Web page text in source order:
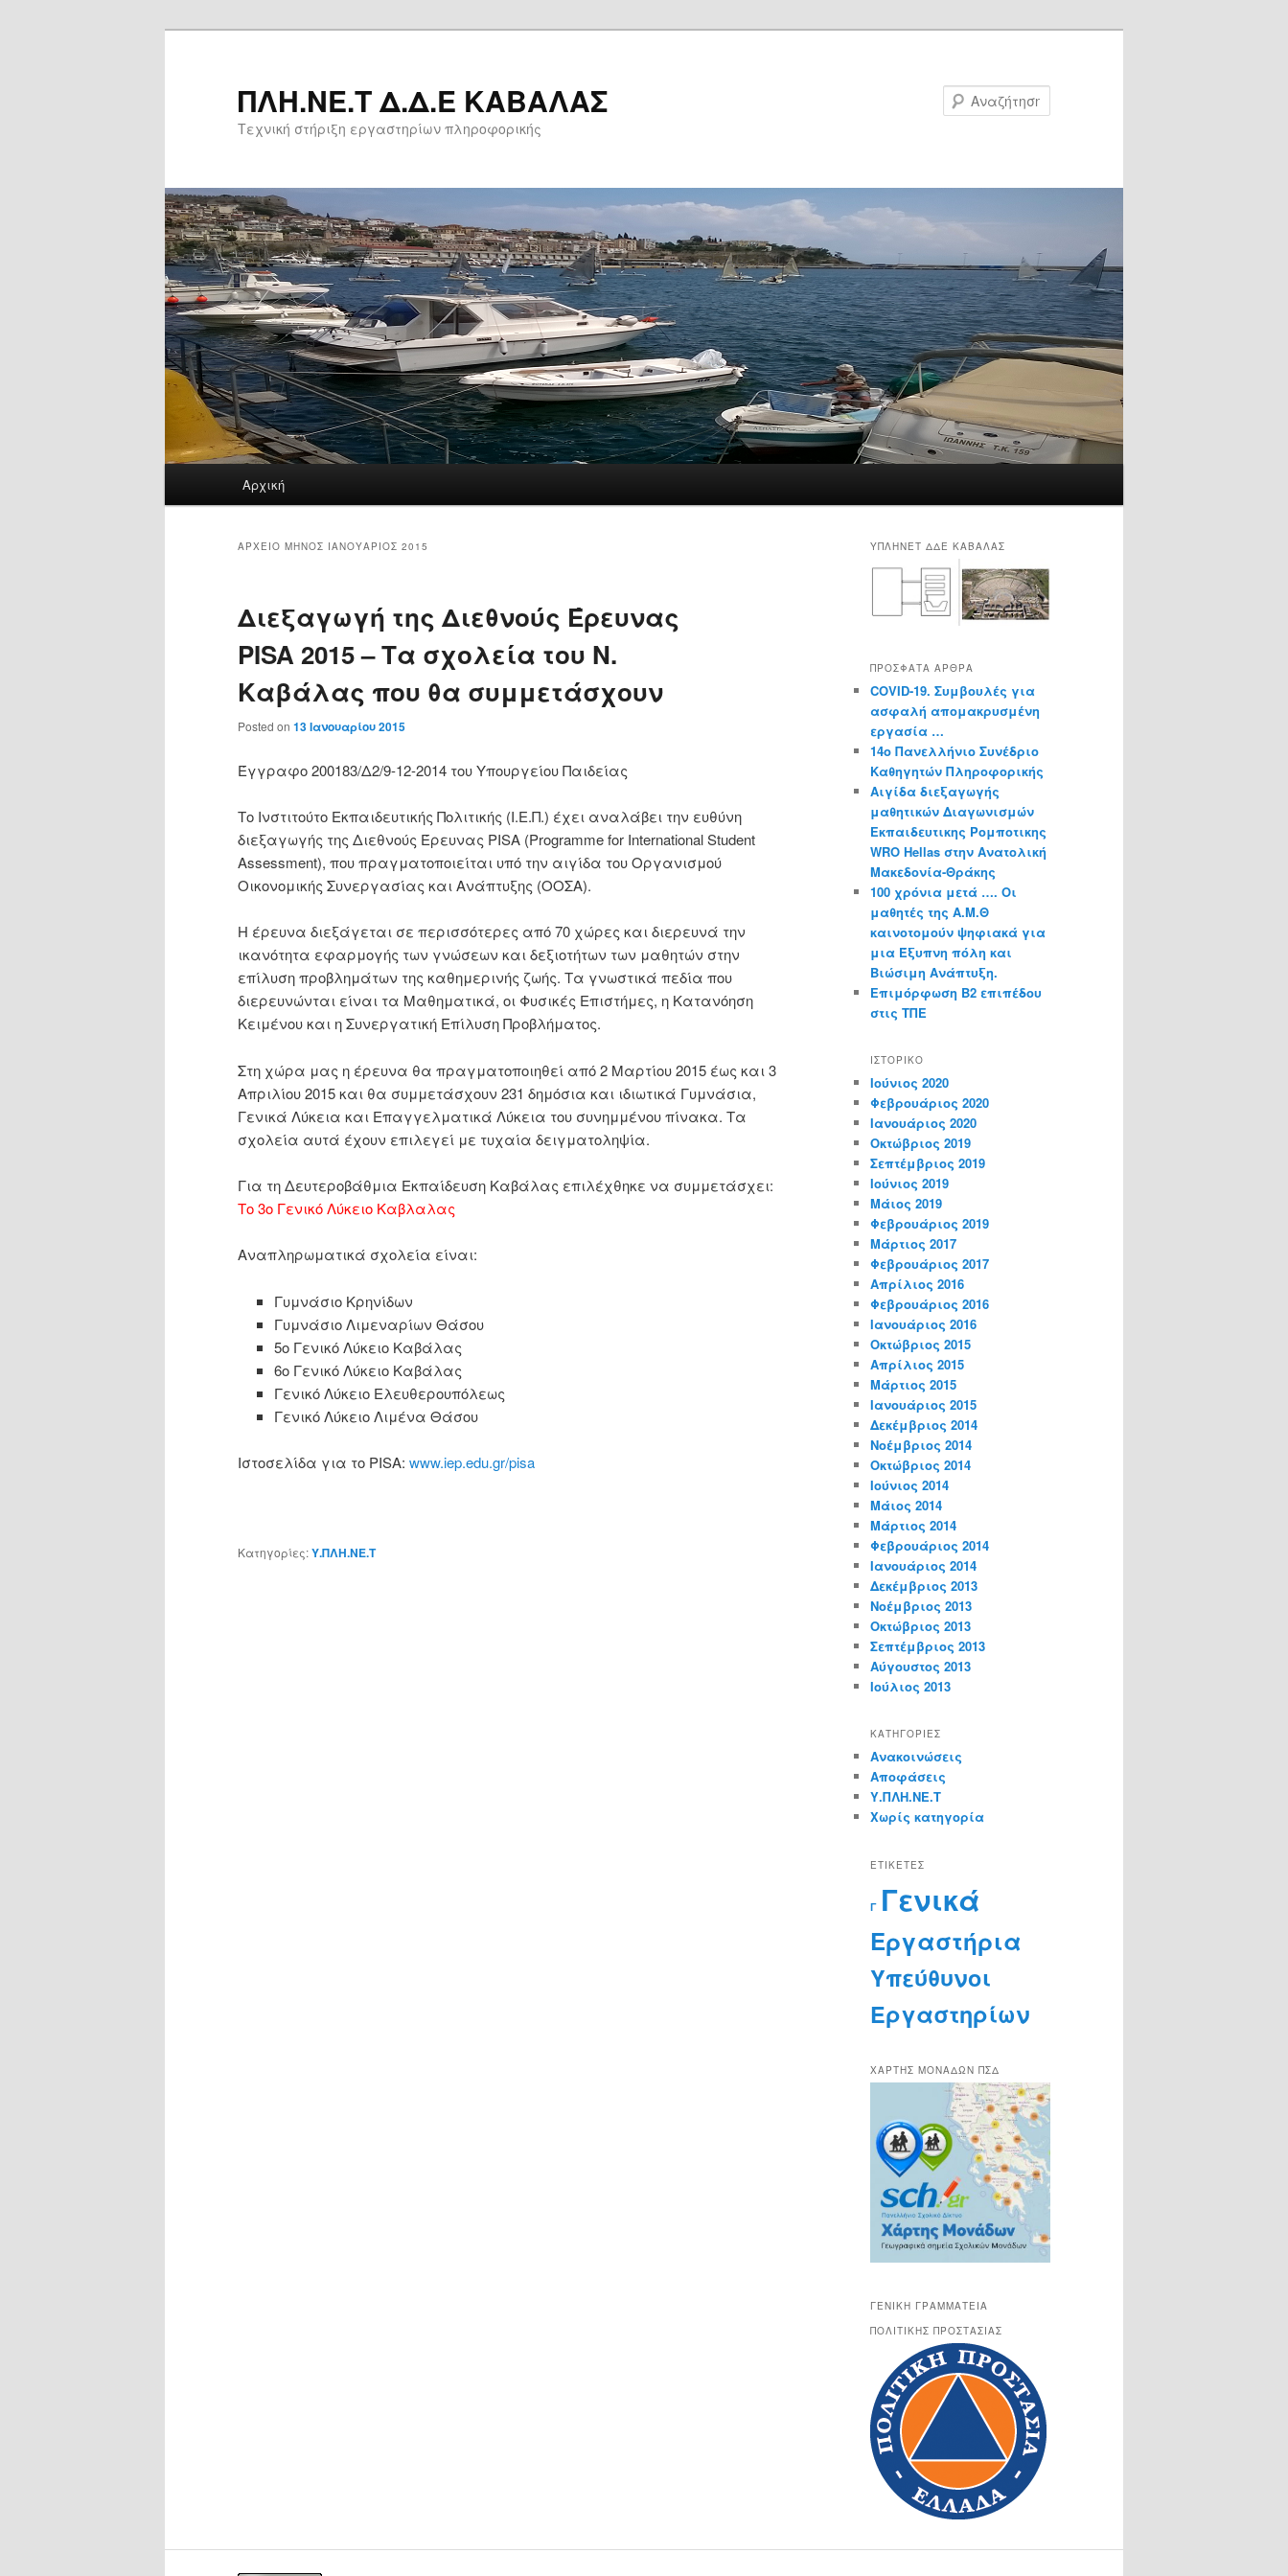
ΠΛΗ.ΝΕ.Τ Δ.Δ.Ε ΚΑΒΑΛΑΣ
Τεχνική στήριξη εργαστηρίων πληροφορικής
Αρχική
ΑΡΧΕΊΟ ΜΗΝΌΣ ΙΑΝΟΥΆΡΙΟΣ 2015
Διεξαγωγή της Διεθνούς Έρευνας
PISA 2015 – Τα σχολεία του Ν.
Καβάλας που θα συμμετάσχουν
Posted on 13 Ιανουαρίου 2015
Έγγραφο 200183/Δ2/9-12-2014 του Υπουργείου Παιδείας
Το Ινστιτούτο Εκπαιδευτικής Πολιτικής (Ι.Ε.Π.) έχει αναλάβει την ευθύνη
διεξαγωγής της Διεθνούς Έρευνας PISA (Programme for International Student
Assessment), που πραγματοποιείται υπό την αιγίδα του Οργανισμού
Οικονομικής Συνεργασίας και Ανάπτυξης (ΟΟΣΑ).
Η έρευνα διεξάγεται σε περισσότερες από 70 χώρες και διερευνά την
ικανότητα εφαρμογής των γνώσεων και δεξιοτήτων των μαθητών στην
επίλυση προβλημάτων της καθημερινής ζωής. Τα γνωστικά πεδία που
διερευνώνται είναι τα Μαθηματικά, οι Φυσικές Επιστήμες, η Κατανόηση
Κειμένου και η Συνεργατική Επίλυση Προβλήματος.
Στη χώρα μας η έρευνα θα πραγματοποιηθεί από 2 Μαρτίου 2015 έως και 3
Απριλίου 2015 και θα συμμετάσχουν 231 δημόσια και ιδιωτικά Γυμνάσια,
Γενικά Λύκεια και Επαγγελματικά Λύκεια του συνημμένου πίνακα. Τα
σχολεία αυτά έχουν επιλεγεί με τυχαία δειγματοληψία.
Για τη Δευτεροβάθμια Εκπαίδευση Καβάλας επιλέχθηκε να συμμετάσχει:
Το 3ο Γενικό Λύκειο Καβλαλας
Αναπληρωματικά σχολεία είναι:
Γυμνάσιο Κρηνίδων
Γυμνάσιο Λιμεναρίων Θάσου
5ο Γενικό Λύκειο Καβάλας
6o Γενικό Λύκειο Καβάλας
Γενικό Λύκειο Ελευθερουπόλεως
Γενικό Λύκειο Λιμένα Θάσου
Ιστοσελίδα για το PISA: www.iep.edu.gr/pisa
Κατηγορίες:Υ.ΠΛΗ.ΝΕ.Τ
ΥΠΛΗΝΕΤ ΔΔΕ ΚΑΒΑΛΑΣ
ΠΡΌΣΦΑΤΑ ΆΡΘΡΑ
COVID-19. Συμβουλές για
ασφαλή απομακρυσμένη
εργασία …
14o Πανελλήνιο Συνέδριο
Καθηγητών Πληροφορικής
Αιγίδα διεξαγωγής
μαθητικών Διαγωνισμών
Εκπαιδευτικης Ρομποτικης
WRO Hellas στην Ανατολική
Μακεδονία-Θράκης
100 χρόνια μετά …. Οι
μαθητές της Α.Μ.Θ
καινοτομούν ψηφιακά για
μια Έξυπνη πόλη και
Βιώσιμη Ανάπτυξη.
Επιμόρφωση Β2 επιπέδου
στις ΤΠΕ
ΙΣΤΟΡΙΚΌ
Ιούνιος 2020
Φεβρουάριος 2020
Ιανουάριος 2020
Οκτώβριος 2019
Σεπτέμβριος 2019
Ιούνιος 2019
Μάιος 2019
Φεβρουάριος 2019
Μάρτιος 2017
Φεβρουάριος 2017
Απρίλιος 2016
Φεβρουάριος 2016
Ιανουάριος 2016
Οκτώβριος 2015
Απρίλιος 2015
Μάρτιος 2015
Ιανουάριος 2015
Δεκέμβριος 2014
Νοέμβριος 2014
Οκτώβριος 2014
Ιούνιος 2014
Μάιος 2014
Μάρτιος 2014
Φεβρουάριος 2014
Ιανουάριος 2014
Δεκέμβριος 2013
Νοέμβριος 2013
Οκτώβριος 2013
Σεπτέμβριος 2013
Αύγουστος 2013
Ιούλιος 2013
KΑΤΗΓΟΡΊΕΣ
Ανακοινώσεις
Αποφάσεις
Υ.ΠΛΗ.ΝΕ.Τ
Χωρίς κατηγορία
ΕΤΙΚΈΤΕΣ
Γ Γενικά
Εργαστήρια
Υπεύθυνοι
Εργαστηρίων
ΧΆΡΤΗΣ ΜΟΝΆΔΩΝ ΠΣΔ
ΓΕΝΙΚΉ ΓΡΑΜΜΑΤΕΊΑ
ΠΟΛΙΤΙΚΉΣ ΠΡΟΣΤΑΣΊΑΣ